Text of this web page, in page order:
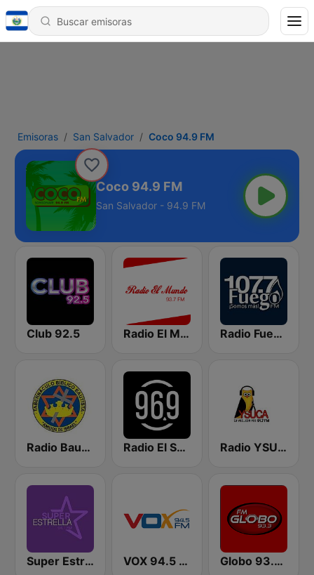
Emisoras San Salvador Coco 94.9 FM
Coco 94.9 FM
San Salvador - 94.9 FM
Club 92.5 Radio El Mundo Radio Fuego 107.7 FM
Radio Bautista Global 89.7 FM Radio El Salvador | 96.9 FM Radio YSUCA 91.7 FM
Super Estrella 94.1 FM VOX 94.5 FM Globo 93.3 FM